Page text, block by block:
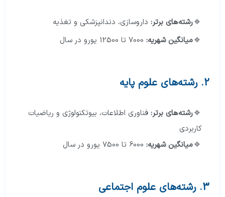
رشته‌های برتر: داروسازی، دندانپزشکی و تغذیه
میانگین شهریه:
2. رشته‌های علوم پایه
رشته‌های برتر: فناوری اطلاعات، بیوتکنولوژی و ریاضیات
کاربردی
میانگین شهریه:
3. رشته‌های علوم اجتماعی